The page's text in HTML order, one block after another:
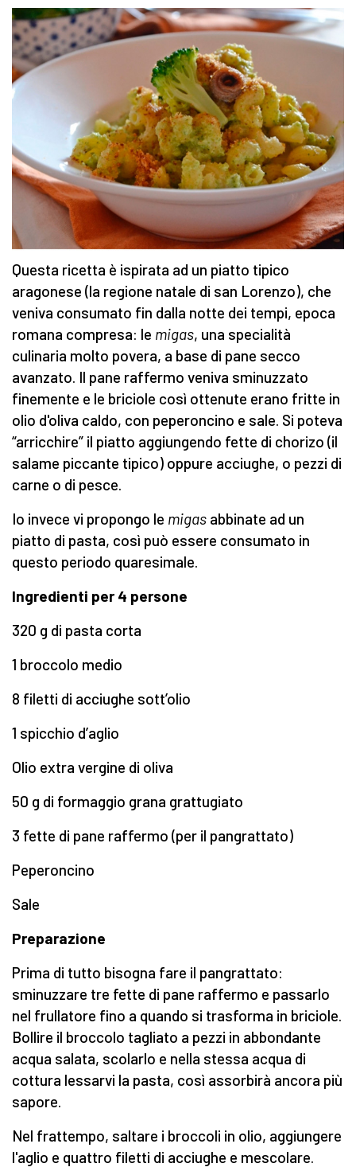
Questa ricetta è ispirata ad un piatto tipico
aragonese (la regione natale di san Lorenzo), che
veniva consumato fin dalla notte dei tempi, epoca
romana compresa: le migas, una specialità
culinaria molto povera, a base di pane secco
avanzato. Il pane raffermo veniva sminuzzato
finemente e le briciole così ottenute erano fritte in
olio d'oliva caldo, con peperoncino e sale. Si poteva
“arricchire” il piatto aggiungendo fette di chorizo (il
salame piccante tipico) oppure acciughe, o pezzi di
carne o di pesce.
Io invece vi propongo le migas abbinate ad un
piatto di pasta, così può essere consumato in
questo periodo quaresimale.
Ingredienti per 4 persone
320 g di pasta corta
1 broccolo medio
8 filetti di acciughe sott’olio
1 spicchio d’aglio
Olio extra vergine di oliva
50 g di formaggio grana grattugiato
3 fette di pane raffermo (per il pangrattato)
Peperoncino
Sale
Preparazione
Prima di tutto bisogna fare il pangrattato:
sminuzzare tre fette di pane raffermo e passarlo
nel frullatore fino a quando si trasforma in briciole.
Bollire il broccolo tagliato a pezzi in abbondante
acqua salata, scolarlo e nella stessa acqua di
cottura lessarvi la pasta, così assorbirà ancora più
sapore.
Nel frattempo, saltare i broccoli in olio, aggiungere
l'aglio e quattro filetti di acciughe e mescolare.